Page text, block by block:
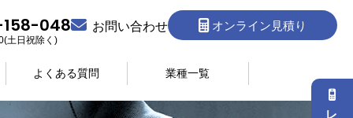
158-048
土日祝除く)
お問い合わせ オンライン見積り
よくある質問 業種一覧